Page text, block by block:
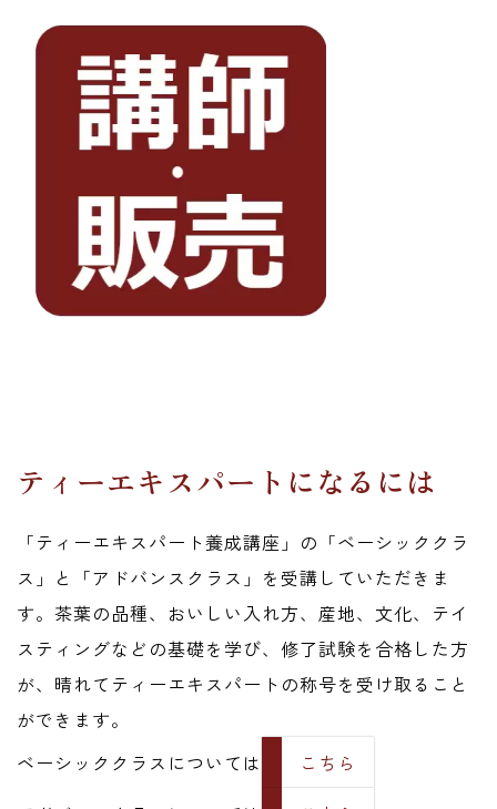
ティーエキスパートになるには
「ティーエキスパート養成講座」の「ベーシッククラ
ス」と「アドバンスクラス」を受講していただきま
す。茶葉の品種、おいしい入れ方、産地、文化、テイ
スティングなどの基礎を学び、修了試験を合格した方
が、晴れてティーエキスパートの称号を受け取ること
ができます。
ベーシッククラスについては
こちら